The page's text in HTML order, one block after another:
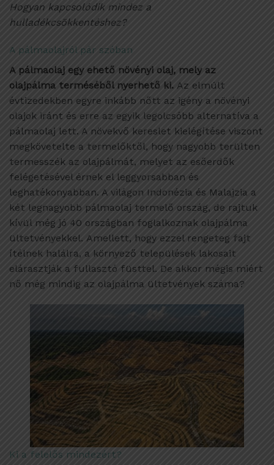
Hogyan kapcsolódik mindez a
hulladékcsökkentéshez?
A pálmaolajról pár szóban
A pálmaolaj egy ehető növényi olaj, mely az
olajpálma terméséből nyerhető ki. Az elmúlt
évtizedekben egyre inkább nőtt az igény a növényi
olajok iránt és erre az egyik legolcsóbb alternatíva a
pálmaolaj lett. A növekvő kereslet kielégítése viszont
megkövetelte a termelőktől, hogy nagyobb terülten
termesszék az olajpálmát, melyet az esőerdők
felégetésével érnek el leggyorsabban és
leghatékonyabban. A világon Indonézia és Malajzia a
két legnagyobb pálmaolaj termelő ország, de rajtuk
kívül még jó 40 országban foglalkoznak olajpálma
ültetvényekkel. Amellett, hogy ezzel rengeteg fajt
ítélnek halálra, a környező települések lakosait
elárasztják a fullasztó füsttel. De akkor mégis miért
nő még mindig az olajpálma ültetvények száma?
Ki a felelős mindezért?